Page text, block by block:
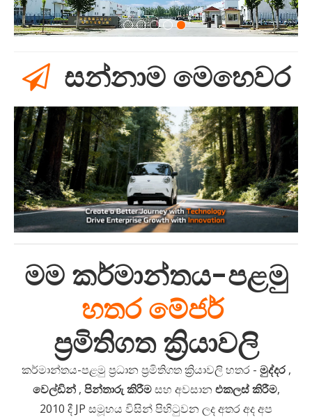
සන්නාම මෙහෙවර
මමකර්මාන්තය-පළමු
හතර මේජර්
ප්‍රමිතිගත ක්‍රියාවලි
කර්මාන්තය-පළමු ප්‍රධාන ප්‍රමිතිගත ක්‍රියාවලි හතර - මුද්දර ,
වෙල්ඩින් , පින්තාරු කිරීමසහ අවසාන එකලස් කිරීම,
2010 දී JP සමූහය විසින් පිහිටුවන ලද අතර අද අප